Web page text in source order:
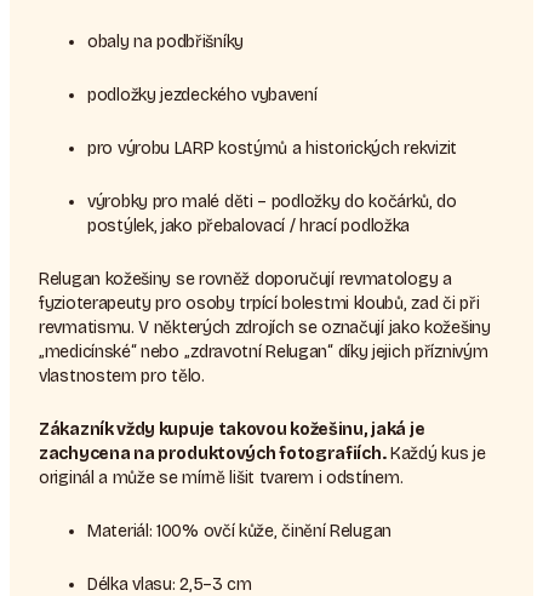
obaly na podbřišníky
podložky jezdeckého vybavení
pro výrobu LARP kostýmů a historických rekvizit
výrobky pro malé děti – podložky do kočárků, do
postýlek, jako přebalovací / hrací podložka
Relugan kožešiny se rovněž doporučují revmatology a
fyzioterapeuty pro osoby trpící bolestmi kloubů, zad či při
revmatismu. V některých zdrojích se označují jako kožešiny
„medicínské“ nebo „zdravotní Relugan“ díky jejich příznivým
vlastnostem pro tělo.
Zákazník vždy kupuje takovou kožešinu, jaká je
zachycena na produktových fotografiích.Každý kus je
originál a může se mírně lišit tvarem i odstínem.
Materiál: 100% ovčí kůže, činění Relugan
Délka vlasu: 2,5–3 cm